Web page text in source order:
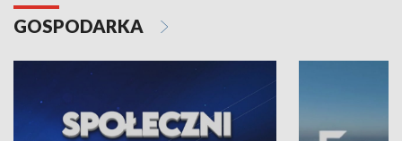
GOSPODARKA